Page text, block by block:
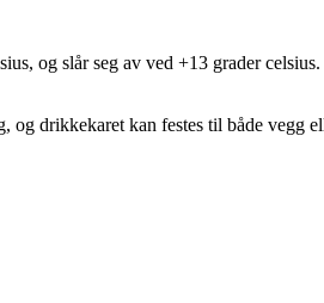
og slår seg av ved +13 grader
drikkekaret kan festes til både vegg